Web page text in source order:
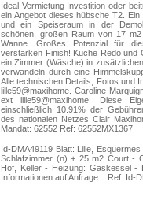
Ideal Vermietung Investition oder
ein Angebot dieses hübsche T2.
und ein Speiseraum in der
schönen, großen Raum von 17
Wanne. Großes Potenzial für
verstärken Finish! Küche Redo und
ein Zimmer (Wäsche) in
verwandeln durch eine
Alle technischen Details, Fotos und
lille59@maxihome. Caroline
ext lille59@maxihome. Diese
einschließlich 10.91% der
des nationalen Netzes Clair
Mandat: 62552 Ref: 62552MX1367
Id-DMA49119 Blatt: Lille,
Schlafzimmer (n) + 25 m2 Court -
Hof, Keller - Heizung: Gaskessel -
Informationen auf Anfrage... Ref: Id-